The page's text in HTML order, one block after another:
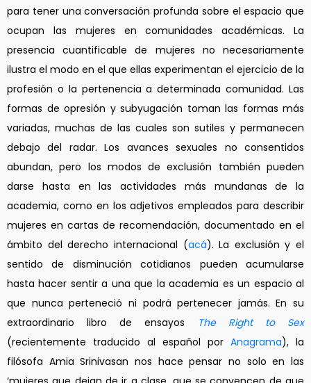
para tener una conversación profunda sobre el espacio que
ocupan las mujeres en comunidades académicas. La
presencia cuantificable de mujeres no necesariamente
ilustra el modo en el que ellas experimentan el ejercicio de la
profesión o la pertenencia a determinada comunidad. Las
formas de opresión y subyugación toman las formas más
variadas, muchas de las cuales son sutiles y permanecen
debajo del radar. Los avances sexuales no consentidos
abundan, pero los modos de exclusión también pueden
darse hasta en las actividades más mundanas de la
academia, como en los adjetivos empleados para describir
mujeres en cartas de recomendación, documentado en el
ámbito del derecho internacional (acá). La exclusión y el
sentido de disminución cotidianos pueden acumularse
hasta hacer sentir a una que la academia es un espacio al
que nunca perteneció ni podrá pertenecer jamás. En su
extraordinario libro de ensayos
The Right to Sex
(recientemente traducido al español por Anagrama), la
filósofa Amia Srinivasan nos hace pensar no solo en las